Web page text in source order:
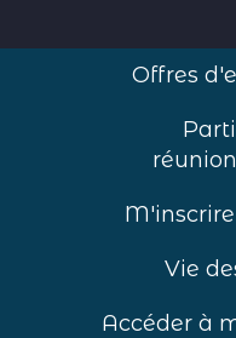
Offres
Vie
Accéder à